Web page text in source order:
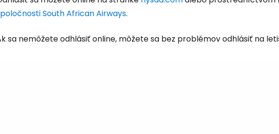
South African Airways.
sa nemôžete odhlásiť online, môžete sa bez problémov odhlásiť na